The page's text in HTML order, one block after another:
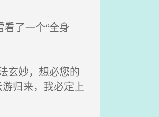
了一个“全身
玄妙，想必您的
归来，我必定上